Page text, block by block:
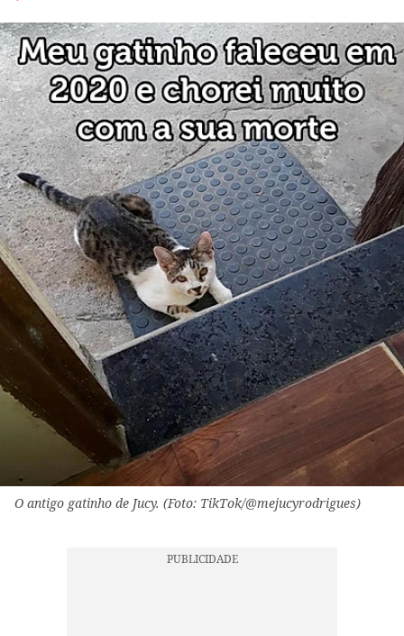
O antigo gatinho de Jucy. (Foto: TikTok/@mejucyrodrigues)